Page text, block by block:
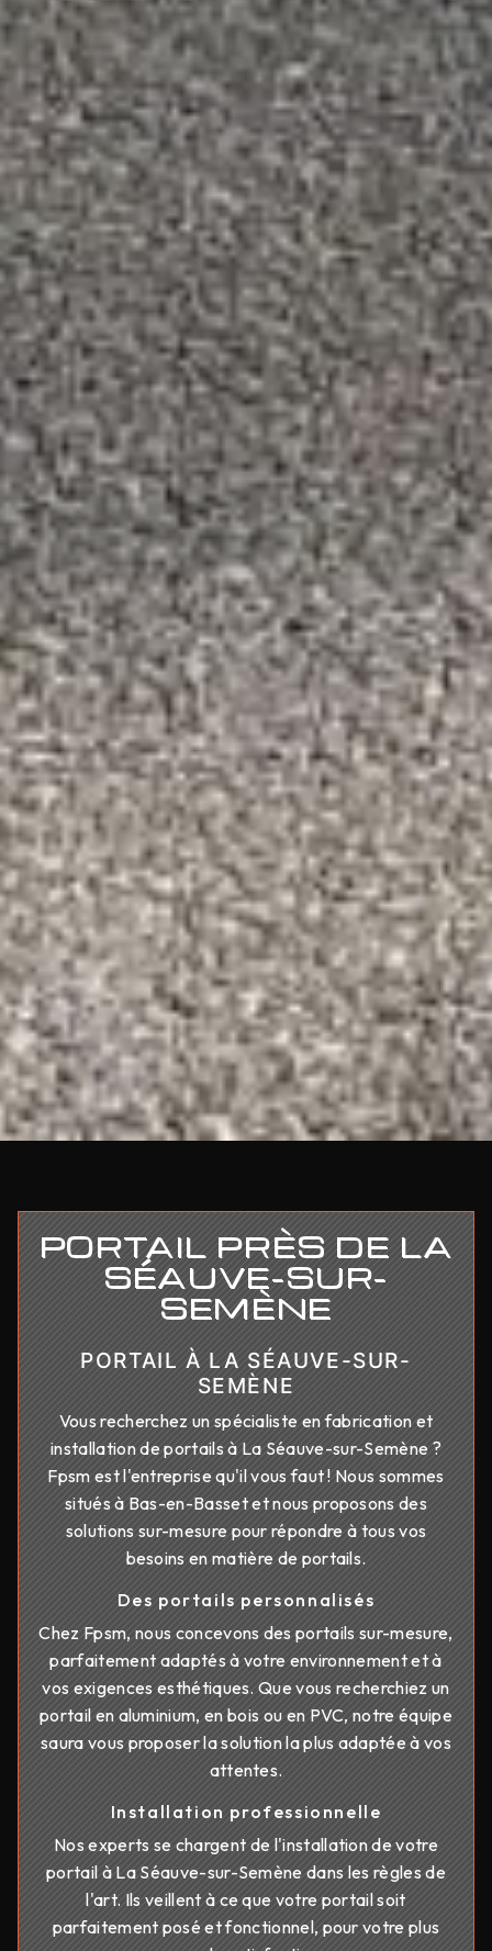
PORTAIL PRÈS DE LA
SÉAUVE-SUR-
SEMÈNE
PORTAIL À LA SÉAUVE-SUR-
SEMÈNE
Vous recherchez un spécialiste en fabrication et
installation de portails à La Séauve-sur-Semène ?
Fpsm est l'entreprise qu'il vous faut ! Nous sommes
situés à Bas-en-Basset et nous proposons des
solutions sur-mesure pour répondre à tous vos
besoins en matière de portails.
Des portails personnalisés
Chez Fpsm, nous concevons des portails sur-mesure,
parfaitement adaptés à votre environnement et à
vos exigences esthétiques. Que vous recherchiez un
portail en aluminium, en bois ou en PVC, notre équipe
saura vous proposer la solution la plus adaptée à vos
attentes.
Installation professionnelle
Nos experts se chargent de l'installation de votre
portail à La Séauve-sur-Semène dans les règles de
l'art. Ils veillent à ce que votre portail soit
parfaitement posé et fonctionnel, pour votre plus